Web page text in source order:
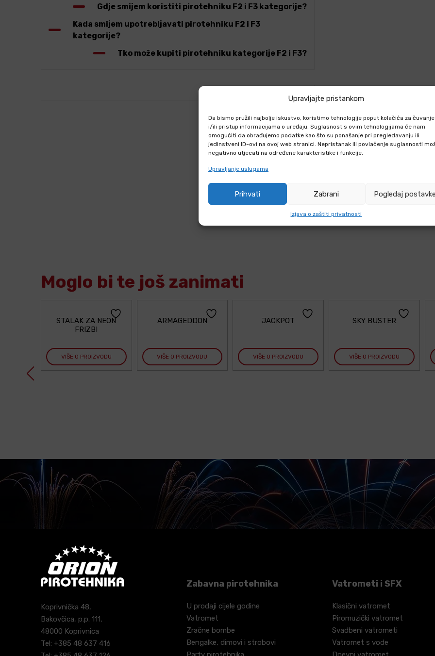
Upravljajte pristankom
Da bismo pružili najbolje iskustvo, koristimo tehnologije poput kolačića za čuvanje
i/ili pristup informacijama o uređaju. Suglasnost s ovim tehnologijama će nam
omogućiti da obrađujemo podatke kao što su ponašanje pri pregledavanju ili
jedinstveni ID-ovi na ovoj web stranici. Nepristanak ili povlačenje suglasnosti
negativno utjecati na određene karakteristike i funkcije.
Upravljanje uslugama
Prihvati Zabrani Pogledaj
Izjava o zaštiti privatnosti
Gdje smijem koristiti pirotehniku F2 i F3 kategorije?
Kada smijem upotrebljavati pirotehniku F2 i F3
kategorije?
Tko može kupiti pirotehniku kategorije F2 i F3?
Pročitaj više na našem
Više o vatrometu ili specijalnim efektima
blogu, inspiriraj se idejama ili nam se javi za
BLOG
Moglo bi te još zanimati
STALAK ZA NEON
FRIZBI
VIŠE O PROIZVODU
ARMAGEDDON
VIŠE O PROIZVODU
JACKPOT
VIŠE O PROIZVODU
SKY BUSTER
VIŠE O PROIZVODU
Koprivnička 48,
Bakovčica, p.p. 111,
48000 Koprivnica
Tel: +385 48 637 416
Zabavna pirotehnika
U prodaji cijele godine
Vatromet
Zračne bombe
Bengalke, dimovi i strobovi
Vatrometi i SFX
Klasični vatromet
Piromuzički vatromet
Svadbeni vatrometi
Vatromet s vode